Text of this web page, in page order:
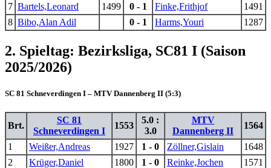
7 Bartels,Leonard 1499 0 - 1 Finke,Frithjof
1491
8 Bibo,Alan Adil 0 - 1 Harms,Youri 1287
2. Spieltag: Bezirksliga, SC81 I (Saison
2025/2026)
SC 81 Schneverdingen I – MTV Dannenberg II (5:3)
Brt.
SC 81
Schneverdingen I
1553
5.0 :
3.0
MTV
Dannenberg II
1564
1 Weißer,Andreas 1927 1 - 0 Zöllner,Gislain
1648
2
Krüger,Daniel 1800 1 - 0 Reinke,Jochen 1571